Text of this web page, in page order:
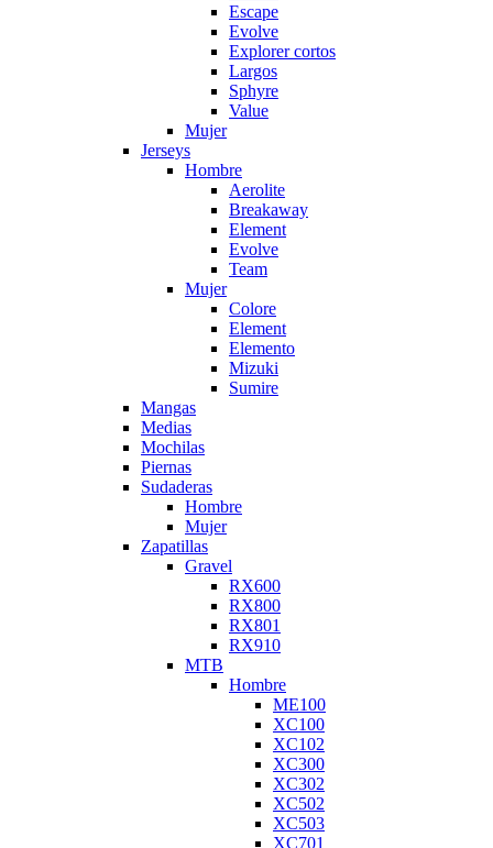
Escape
Evolve
Explorer cortos
Largos
Sphyre
Value
Mujer
Jerseys
Hombre
Aerolite
Breakaway
Element
Evolve
Team
Mujer
Colore
Element
Elemento
Mizuki
Sumire
Mangas
Medias
Mochilas
Piernas
Sudaderas
Hombre
Mujer
Zapatillas
Gravel
RX600
RX800
RX801
RX910
MTB
Hombre
ME100
XC100
XC102
XC300
XC302
XC502
XC503
XC701